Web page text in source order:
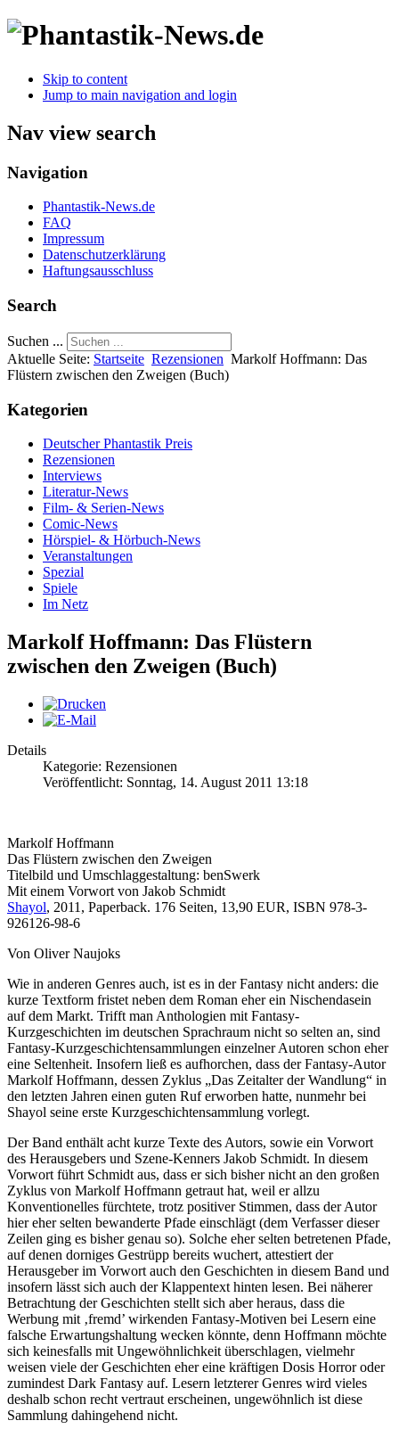
Skip to content
Jump to main navigation and login
Nav view search
Navigation
Phantastik-News.de
FAQ
Impressum
Datenschutzerklärung
Haftungsausschluss
Search
Suchen ...
Aktuelle Seite: Startseite Rezensionen Markolf Hoffmann: Das
Flüstern zwischen den Zweigen (Buch)
Kategorien
Deutscher Phantastik Preis
Rezensionen
Interviews
Literatur-News
Film- & Serien-News
Comic-News
Hörspiel- & Hörbuch-News
Veranstaltungen
Spezial
Spiele
Im Netz
Markolf Hoffmann: Das Flüstern
zwischen den Zweigen (Buch)
Details
Kategorie: Rezensionen
Veröffentlicht: Sonntag, 14. August 2011 13:18
Markolf Hoffmann
Das Flüstern zwischen den Zweigen
Titelbild und Umschlaggestaltung: benSwerk
Mit einem Vorwort von Jakob Schmidt
Shayol, 2011, Paperback. 176 Seiten, 13,90 EUR, ISBN 978-3-
926126-98-6
Von Oliver Naujoks
Wie in anderen Genres auch, ist es in der Fantasy nicht anders: die
kurze Textform fristet neben dem Roman eher ein Nischendasein
auf dem Markt. Trifft man Anthologien mit Fantasy-
Kurzgeschichten im deutschen Sprachraum nicht so selten an, sind
Fantasy-Kurzgeschichtensammlungen einzelner Autoren schon eher
eine Seltenheit. Insofern ließ es aufhorchen, dass der Fantasy-Autor
Markolf Hoffmann, dessen Zyklus „Das Zeitalter der Wandlung“ in
den letzten Jahren einen guten Ruf erworben hatte, nunmehr bei
Shayol seine erste Kurzgeschichtensammlung vorlegt.
Der Band enthält acht kurze Texte des Autors, sowie ein Vorwort
des Herausgebers und Szene-Kenners Jakob Schmidt. In diesem
Vorwort führt Schmidt aus, dass er sich bisher nicht an den großen
Zyklus von Markolf Hoffmann getraut hat, weil er allzu
Konventionelles fürchtete, trotz positiver Stimmen, dass der Autor
hier eher selten bewanderte Pfade einschlägt (dem Verfasser dieser
Zeilen ging es bisher genau so). Solche eher selten betretenen Pfade,
auf denen dorniges Gestrüpp bereits wuchert, attestiert der
Herausgeber im Vorwort auch den Geschichten in diesem Band und
insofern lässt sich auch der Klappentext hinten lesen. Bei näherer
Betrachtung der Geschichten stellt sich aber heraus, dass die
Werbung mit ‚fremd’ wirkenden Fantasy-Motiven bei Lesern eine
falsche Erwartungshaltung wecken könnte, denn Hoffmann möchte
sich keinesfalls mit Ungewöhnlichkeit überschlagen, vielmehr
weisen viele der Geschichten eher eine kräftigen Dosis Horror oder
zumindest Dark Fantasy auf. Lesern letzterer Genres wird vieles
deshalb schon recht vertraut erscheinen, ungewöhnlich ist diese
Sammlung dahingehend nicht.